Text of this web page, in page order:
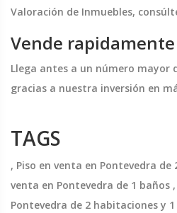
Valoración de Inmuebles,
Vende
Llega antes a un número mayor
gracias a nuestra inversión en
TAGS
, Piso en venta en Pontevedra de
venta en Pontevedra de 1 baños
Pontevedra de 2 habitaciones y